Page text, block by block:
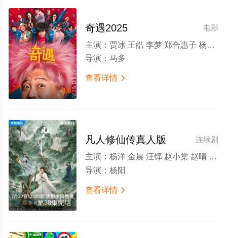
4.0
电影
奇遇2025
主演： 贾冰 王皓 李梦 郑合惠子 杨皓宇 翟子路 于洋 费启鸣 李乃文 马旭东 邓帅 李治良 冯满 郝瀚 李飞 小沈阳 徐浩伦 谭湘文 唐香玉
导演： 马多
查看详情 
第30集完结
连续剧
凡人修仙传真人版
主演： 杨洋 金晨 汪铎 赵小棠 赵晴 金佳悦 荣梓希 张婉儿 胡宇轩 张翔 娜一 陈震 施予斐 李圣佳 梁咏妮 刘珂君 李熹子 廖语辰 严丰 陈柏融 常荻 刘天宝 喻亢 王海祥 祖卡尔 曹明华 李越 丁桥 刘頔 曹赞 孙一鸣 柳仕炎 郭馨钰 张怀公 柳岩 李乃文 金士杰 贾冰 颖儿 吴樾 曹骏 管云鹏 颜丹晨 张海宇 曲高位 王冠 宿宇杰 徐海乔 张耀 张晓晨 车保罗 宗峰岩 王同辉 尹铸胜 刘亚津 李明 穆宁 罗光旭 杜奕衡 朱辉
导演： 杨阳
查看详情 